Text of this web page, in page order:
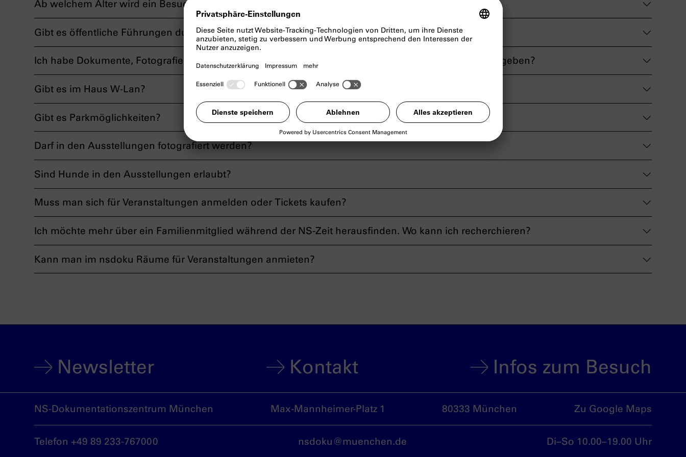
Ab welchem Alter wird ein Besuch empfohlen?
Gibt es öffentliche Führungen durch die Ausstellungen?
Ich habe Dokumente, Fotografien oder andere Objekte aus der NS-Zeit. Kann ich diese im nsdoku abgeben?
Gibt es im Haus W-Lan?
Gibt es Parkmöglichkeiten?
Darf in den Ausstellungen fotografiert werden?
Sind Hunde in den Ausstellungen erlaubt?
Muss man sich für Veranstaltungen anmelden oder Tickets kaufen?
Ich möchte mehr über ein Familienmitglied während der NS-Zeit herausfinden. Wo kann ich recherchieren?
Kann man im nsdoku Räume für Veranstaltungen anmieten?
Newsletter Kontakt Infos zum Besuch
NS-Dokumentationszentrum München Max-Mannheimer-Platz 1 80333 München Zu Google Maps
Telefon +49 89 233-767000 nsdoku@muenchen.de Di–So 10.00–19.00 Uhr